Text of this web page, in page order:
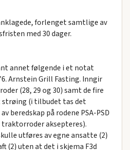
forlenget samtlige av
med 30 dager.
annet følgende i et notat
Arnstein Grill Fasting. Inngir
(28, 29 og 30) samt de fire
(i tilbudet tas det
beredskap på rodene PSA-PSD
aksepteres).
utføres av egne ansatte (2)
(2) uten at det i skjema F3d